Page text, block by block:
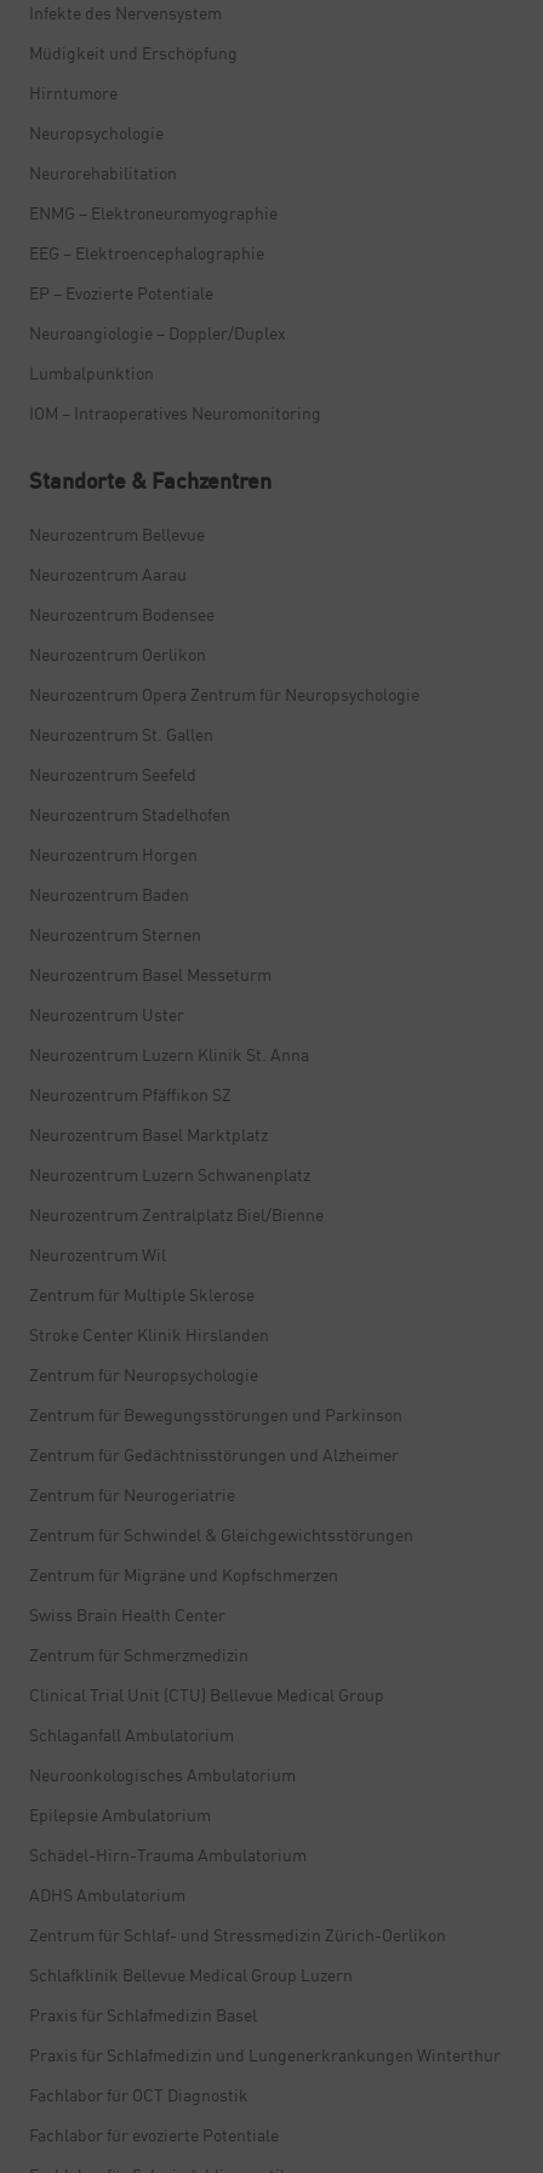
Infekte des Nervensystem
Müdigkeit und Erschöpfung
Hirntumore
Neuropsychologie
Neurorehabilitation
ENMG – Elektroneuromyographie
EEG – Elektroencephalographie
EP – Evozierte Potentiale
Neuroangiologie – Doppler/Duplex
Lumbalpunktion
IOM – Intraoperatives Neuromonitoring
Standorte & Fachzentren
Neurozentrum Bellevue
Neurozentrum Aarau
Neurozentrum Bodensee
Neurozentrum Oerlikon
Neurozentrum Opera Zentrum für Neuropsychologie
Neurozentrum St. Gallen
Neurozentrum Seefeld
Neurozentrum Stadelhofen
Neurozentrum Horgen
Neurozentrum Baden
Neurozentrum Sternen
Neurozentrum Basel Messeturm
Neurozentrum Uster
Neurozentrum Luzern Klinik St. Anna
Neurozentrum Pfäffikon SZ
Neurozentrum Basel Marktplatz
Neurozentrum Luzern Schwanenplatz
Neurozentrum Zentralplatz Biel/Bienne
Neurozentrum Wil
Zentrum für Multiple Sklerose
Stroke Center Klinik Hirslanden
Zentrum für Neuropsychologie
Zentrum für Bewegungsstörungen und Parkinson
Zentrum für Gedächtnisstörungen und Alzheimer
Zentrum für Neurogeriatrie
Zentrum für Schwindel & Gleichgewichtsstörungen
Zentrum für Migräne und Kopfschmerzen
Swiss Brain Health Center
Zentrum für Schmerzmedizin
Clinical Trial Unit (CTU) Bellevue Medical Group
Schlaganfall Ambulatorium
Neuroonkologisches Ambulatorium
Epilepsie Ambulatorium
Schädel-Hirn-Trauma Ambulatorium
ADHS Ambulatorium
Zentrum für Schlaf- und Stressmedizin Zürich-Oerlikon
Schlafklinik Bellevue Medical Group Luzern
Praxis für Schlafmedizin Basel
Praxis für Schlafmedizin und Lungenerkrankungen Winterthur
Fachlabor für OCT Diagnostik
Fachlabor für evozierte Potentiale